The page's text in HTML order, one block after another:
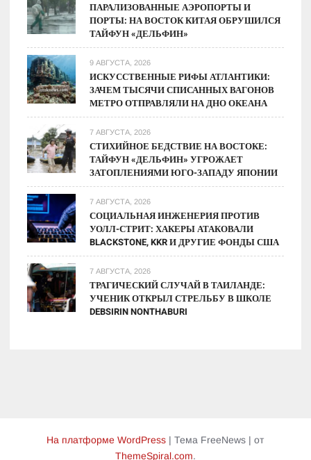
ПАРАЛИЗОВАННЫЕ АЭРОПОРТЫ И
ПОРТЫ: НА ВОСТОК КИТАЯ ОБРУШИЛСЯ
ТАЙФУН «ДЕЛЬФИН»
9 АВГУСТА, 2026
ИСКУССТВЕННЫЕ РИФЫ АТЛАНТИКИ:
ЗАЧЕМ ТЫСЯЧИ СПИСАННЫХ ВАГОНОВ
МЕТРО ОТПРАВЛЯЛИ НА ДНО ОКЕАНА
7 АВГУСТА, 2026
СТИХИЙНОЕ БЕДСТВИЕ НА ВОСТОКЕ:
ТАЙФУН «ДЕЛЬФИН» УГРОЖАЕТ
ЗАТОПЛЕНИЯМИ ЮГО-ЗАПАДУ ЯПОНИИ
7 АВГУСТА, 2026
СОЦИАЛЬНАЯ ИНЖЕНЕРИЯ ПРОТИВ
УОЛЛ-СТРИТ: ХАКЕРЫ АТАКОВАЛИ
BLACKSTONE, KKR И ДРУГИЕ ФОНДЫ США
7 АВГУСТА, 2026
ТРАГИЧЕСКИЙ СЛУЧАЙ В ТАИЛАНДЕ:
УЧЕНИК ОТКРЫЛ СТРЕЛЬБУ В ШКОЛЕ
DEBSIRIN NONTHABURI
На платформе WordPress |Тема FreeNews |от
ThemeSpiral.com.